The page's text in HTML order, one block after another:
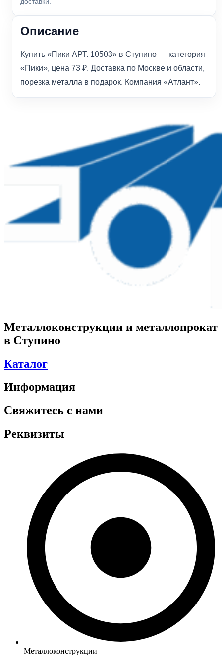
Описание
Купить «Пики АРТ. 10503» в Ступино — категория
«Пики», цена 73 ₽. Доставка по Москве и области,
порезка металла в подарок. Компания «Атлант».
Металлоконструкции и металлопрокат
в Ступино
Каталог
Информация
Свяжитесь с нами
Реквизиты
Металлоконструкции